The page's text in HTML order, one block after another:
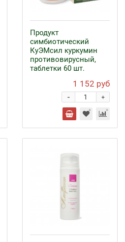
Продукт
симбиотический
КуЭМсил куркумин
противовирусный,
таблетки 60 шт.
1 152 руб
+
-